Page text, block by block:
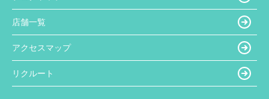
店舗一覧
アクセスマップ
リクルート